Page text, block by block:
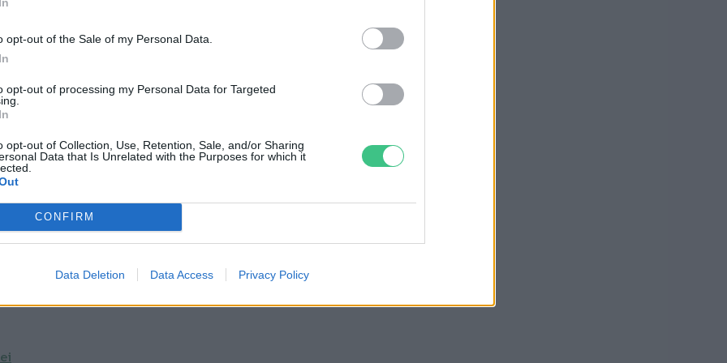
opt-out of the Sale of my Personal Data.
opt-out of processing my Personal Data for Targeted
opt-out of Collection, Use, Retention, Sale, and/or Sharing
Data that Is Unrelated with the Purposes for which it
CONFIRM
Data Deletion Data Access Privacy Policy
legforróbb hónap volt. Dél-Amerikában,
melegebb volt az augusztus, de
lista élére.